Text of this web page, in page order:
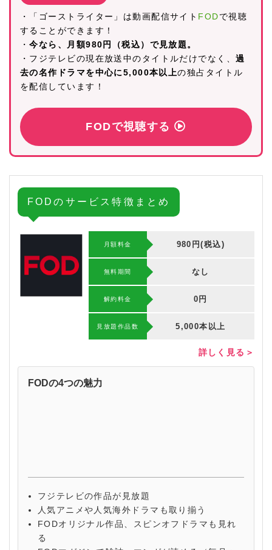
・「ゴーストライター」は動画配信サイト FODで視聴
することができます！
・今なら、月額980円（税込）で見放題。
・フジテレビの現在放送中のタイトルだけでなく、過
去の名作ドラマを中心に5,000本以上の独占タイトル
を配信しています！
FODで視聴する
FODのサービス特徴まとめ
月額料金 980円(税込)
無料期間 なし
解約料⾦ 0円
⾒放題作品数 5,000本以上
詳しく見る＞
FODの4つの魅力
フジテレビの作品が見放題
人気アニメや人気海外ドラマも取り揃う
FODオリジナル作品、スピンオフドラマも見れ
る